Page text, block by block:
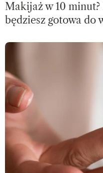
Makijaż w 10
będziesz gotowa do